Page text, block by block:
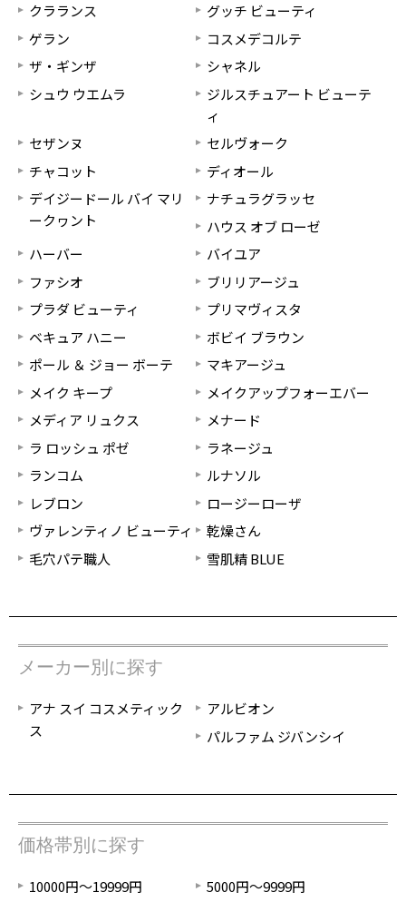
クラランス
グッチ ビューティ
ゲラン
コスメデコルテ
ザ・ギンザ
シャネル
シュウ ウエムラ
ジルスチュアート ビューテ
ィ
セザンヌ
セルヴォーク
チャコット
ディオール
デイジードール バイ マリ
ークヮント
ナチュラグラッセ
ハウス オブ ローゼ
ハーバー
バイユア
ファシオ
ブリリアージュ
プラダ ビューティ
プリマヴィスタ
ベキュア ハニー
ボビイ ブラウン
ポール ＆ ジョー ボーテ
マキアージュ
メイク キープ
メイクアップフォーエバー
メディア リュクス
メナード
ラ ロッシュ ポゼ
ラネージュ
ランコム
ルナソル
レブロン
ロージーローザ
ヴァレンティノ ビューティ
乾燥さん
毛穴パテ職人
雪肌精 BLUE
メーカー別に探す
アナ スイ コスメティック
ス
アルビオン
パルファム ジバンシイ
価格帯別に探す
10000円～19999円 5000円～9999円